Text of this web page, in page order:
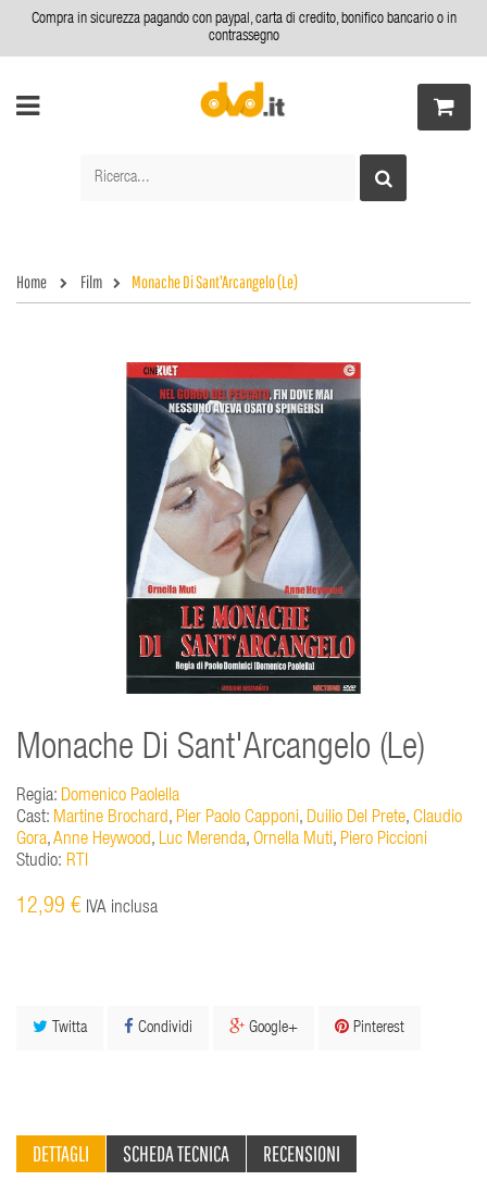
Compra in sicurezza pagando con paypal, carta di credito, bonifico bancario o in
contrassegno
Home Film Monache Di Sant'Arcangelo (Le)
Monache Di Sant'Arcangelo (Le)
Regia: Domenico Paolella
Cast: Martine Brochard, Pier Paolo Capponi, Duilio Del Prete, Claudio
Gora,Anne Heywood, Luc Merenda, Ornella Muti, Piero Piccioni
Studio: RTI
12,99 € IVA inclusa
Twitta Condividi Google+ Pinterest
DETTAGLI SCHEDA TECNICA RECENSIONI